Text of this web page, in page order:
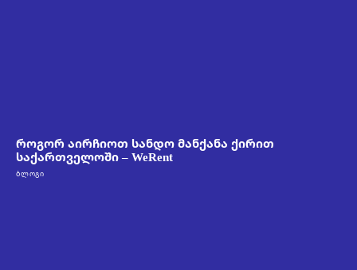
როგორ აირჩიოთ სანდო მანქანა ქირით
საქართველოში – WeRent
ᲑᲚᲝᲒᲘ